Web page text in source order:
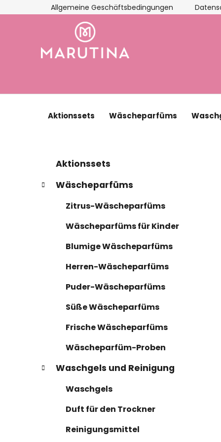
Inhalt
Allgemeine Geschäftsbedingungen
Aktionssets Wäscheparfüms
i
Kategorien
überspringen
t
e
Aktionssets
Wäscheparfüms
Zitrus-Wäscheparfüms
Wäscheparfüms für Kinder
Blumige Wäscheparfüms
Herren-Wäscheparfüms
Puder-Wäscheparfüms
Süße Wäscheparfüms
Frische Wäscheparfüms
Wäscheparfüm-Proben
Waschgels und Reinigung
Waschgels
Duft für den Trockner
Reinigungsmittel